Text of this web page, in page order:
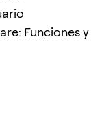
Funciones y